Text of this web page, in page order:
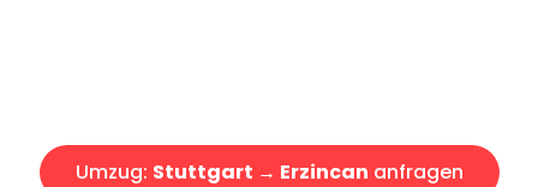
Umzug: Stuttgart → Erzincan anfragen